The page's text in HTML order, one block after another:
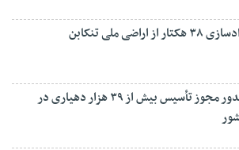
هکتار از اراضی ملی تنکابن
صدور مجوز تأسیس بیش از ۳۹ هزار دهیاری در